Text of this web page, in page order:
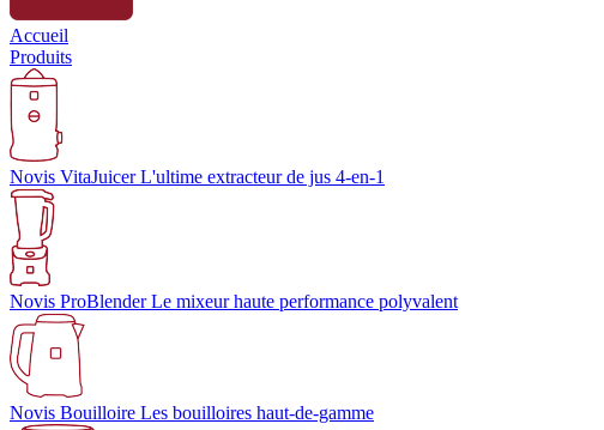
Accueil
Produits
Novis VitaJuicer L'ultime extracteur de jus 4-en-1
Novis ProBlender Le mixeur haute performance polyvalent
Novis Bouilloire Les bouilloires haut-de-gamme